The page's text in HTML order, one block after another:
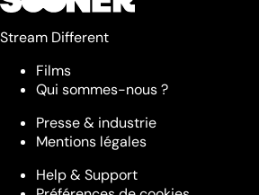
Stream Different
Films
Qui sommes-nous ?
Presse & industrie
Mentions légales
Help & Support